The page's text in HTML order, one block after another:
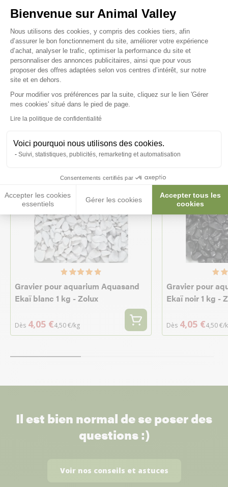
Bienvenue sur Animal Valley
Plateforme de Gestion du
Nous utilisons des cookies, y compris des cookies tiers, afin
d’assurer le bon fonctionnement du site, améliorer votre expérience
d’achat, analyser le trafic, optimiser la performance du site et
personnaliser des annonces publicitaires, ainsi que pour vous
proposer des offres adaptées selon vos centres d’intérêt, sur notre
site et en dehors.
Pour modifier vos préférences par la suite, cliquez sur le lien 'Gérer
mes cookies' situé dans le pied de page.
Lire la politique de confidentialité
Voici pourquoi nous utilisons des cookies.
Suivi, statistiques, publicités, remarketing et automatisation
Consentements certifiés par
Accepter les cookies
essentiels
Gérer les cookies
Accepter tous les
cookies
Axeptio consent
Ces produits peuvent vous
intéresser
Gravier pour aquarium Aquasand
Ekaï blanc 1 kg - Zolux
Dès 4,05 €4,50 €/kg
Gravier pour
Ekaï noir 1 kg -
Dès 4,05 €4,50 €/
Il est bien normal de se poser des
questions :)
Voir nos conseils et astuces